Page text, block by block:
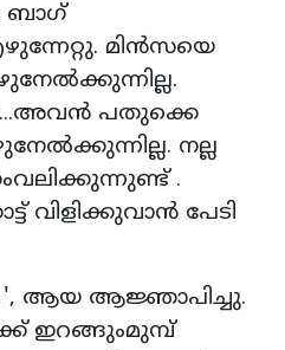
ബാഗ്
മിൻസയെ
പതുക്കെ
നല്ല
.
പേടി
', ആയ ആജ്ഞാപിച്ചു.
ഇറങ്ങുംമുമ്പ്